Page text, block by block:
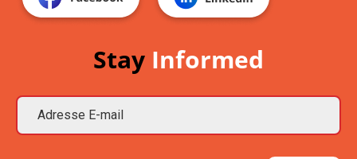
Stay Informed